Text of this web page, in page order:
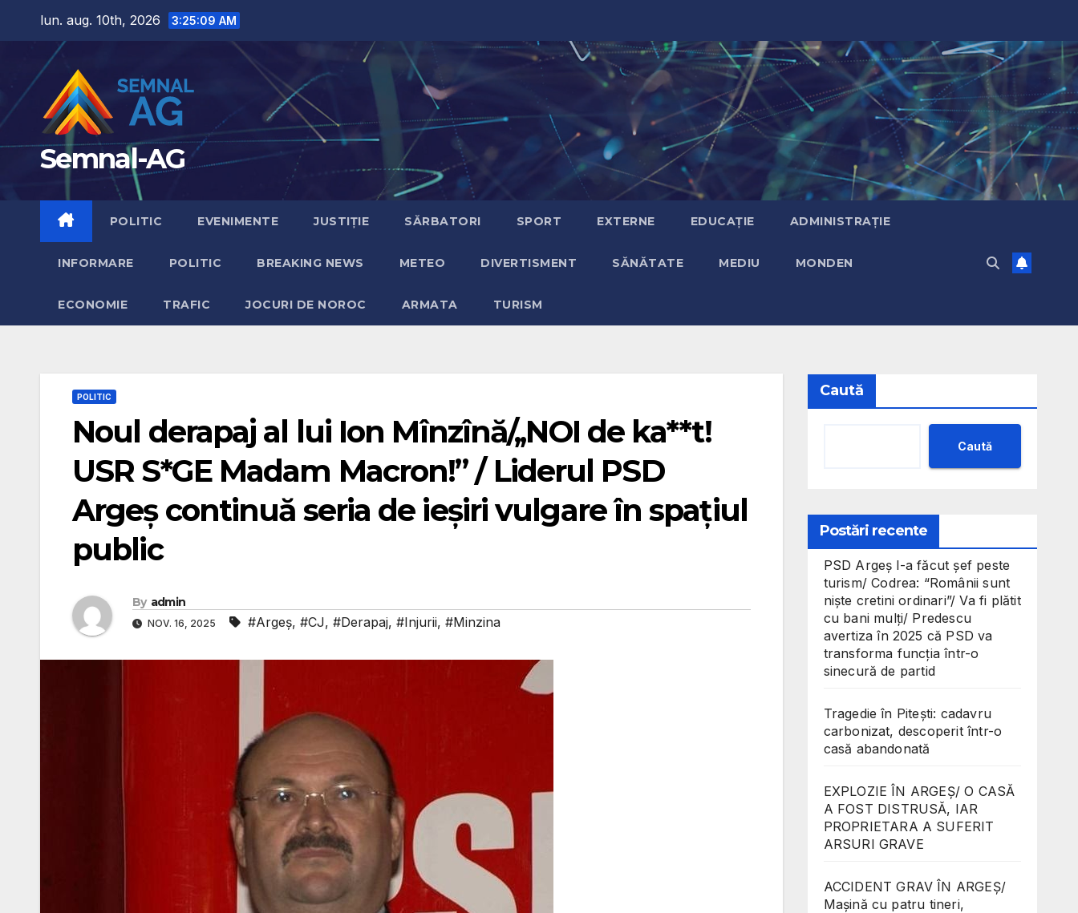
lun. aug. 10th, 2026 3:25:10 AM
Semnal-AG
POLITIC EVENIMENTE JUSTIȚIE SĂRBATORI SPORT EXTERNE EDUCAȚIE ADMINISTRAȚIE
INFORMARE POLITIC BREAKING NEWS METEO DIVERTISMENT SĂNĂTATE MEDIU MONDEN
ECONOMIE TRAFIC JOCURI DE NOROC ARMATA TURISM
POLITIC
Noul derapaj al lui Ion Mînzînă/,,NOI de ka**t!
USR S*GE Madam Macron!” / Liderul PSD
Argeș continuă seria de ieșiri vulgare în spațiul
public
By admin
NOV. 16, 2025 #Argeș, #CJ, #Derapaj, #Injurii, #Minzina
Caută
Caută
Postări recente
PSD Argeș l-a făcut șef peste
turism/ Codrea: “Românii sunt
niște cretini ordinari”/ Va fi plătit
cu bani mulți/ Predescu
avertiza în 2025 că PSD va
transforma funcția într-o
sinecură de partid
Tragedie în Pitești: cadavru
carbonizat, descoperit într-o
casă abandonată
EXPLOZIE ÎN ARGEȘ/ O CASĂ
A FOST DISTRUSĂ, IAR
PROPRIETARA A SUFERIT
ARSURI GRAVE
ACCIDENT GRAV ÎN ARGEȘ/
Mașină cu patru tineri,